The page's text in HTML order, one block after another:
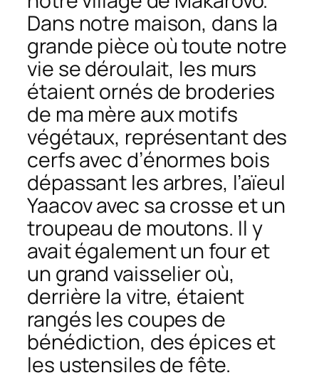
Dans notre maison, dans la
grande pièce où toute notre
vie se déroulait, les murs
étaient ornés de broderies
de ma mère aux motifs
végétaux, représentant des
cerfs avec d’énormes bois
dépassant les arbres, l’aïeul
Yaacov avec sa crosse et un
troupeau de moutons. Il y
avait également un four et
un grand vaisselier où,
derrière la vitre, étaient
rangés les coupes de
bénédiction, des épices et
les ustensiles de fête.